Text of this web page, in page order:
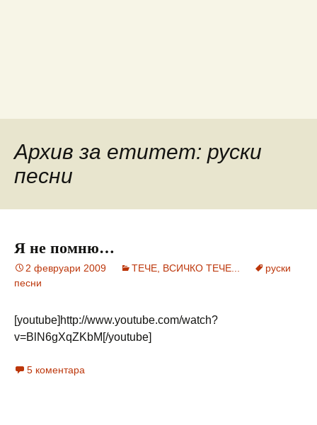
Архив за етитет: руски
песни
Я не помню…
2 февруари 2009 ТЕЧЕ, ВСИЧКО ТЕЧЕ...
руски
песни
[youtube]http://www.youtube.com/watch?
v=BlN6gXqZKbM[/youtube]
5 коментара